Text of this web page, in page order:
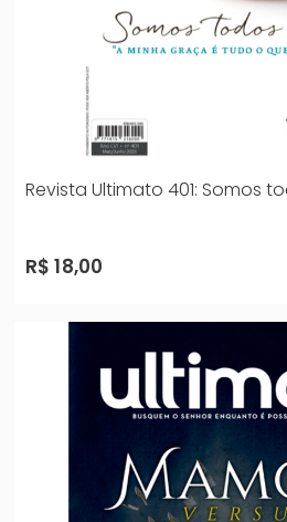
Revista Ultimato 401: Somos
R$ 18,00